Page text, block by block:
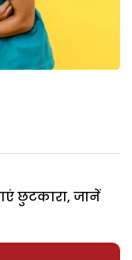
छुटकारा, जानें